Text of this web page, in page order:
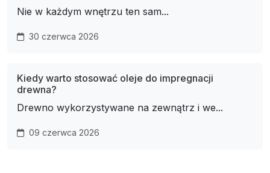
Nie w każdym wnętrzu ten sam...
30 czerwca 2026
Kiedy warto stosować oleje do impregnacji
drewna?
Drewno wykorzystywane na zewnątrz i we...
09 czerwca 2026